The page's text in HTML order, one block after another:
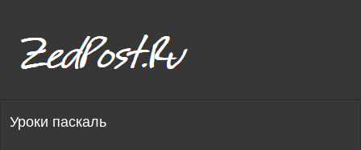
Уроки паскаль